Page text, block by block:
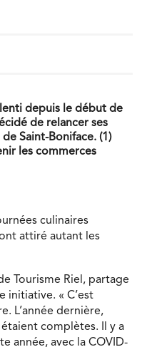
depuis le début de
de relancer ses
Saint-Boniface. (1)
les commerces
culinaires
attiré autant les
Tourisme Riel, partage
initiative. « C’est
L’année dernière,
complètes. Il y a
année, avec la COVID-